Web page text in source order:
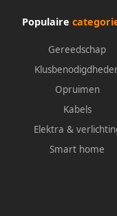
Populaire
Gereedschap
Opruimen
Kabels
Elektra &
Smart home